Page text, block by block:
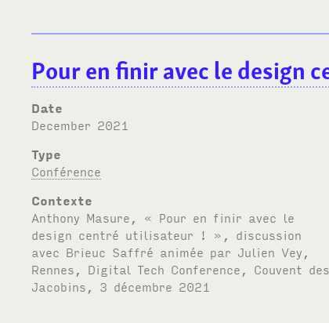
Pour en finir avec le design
Date
December 2021
Type
Conférence
Contexte
Anthony Masure, « Pour en finir avec le
design centré utilisateur ! », discussion
avec Brieuc Saffré animée par Julien Vey,
Rennes, Digital Tech Conference, Couvent des
Jacobins, 3 décembre 2021